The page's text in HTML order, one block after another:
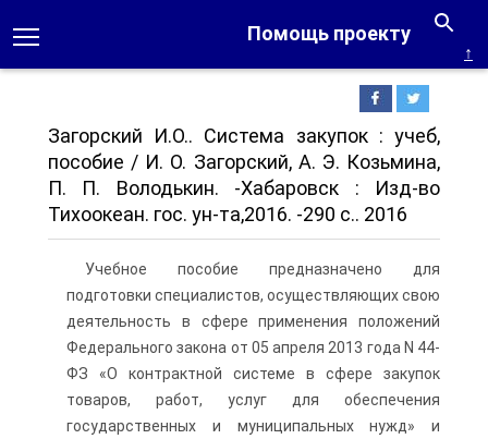
Помощь проекту
↑
Загорский И.О.. Система закупок : учеб,
пособие / И. О. Загорский, А. Э. Козьмина,
П. П. Володькин. -Хабаровск : Изд-во
Тихоокеан. гос. ун-та,2016. -290 с.. 2016
Учебное пособие предназначено для
подготовки специалистов, осуществляющих свою
деятельность в сфере применения положений
Федерального закона от 05 апреля 2013 года N 44-
ФЗ «О контрактной системе в сфере закупок
товаров, работ, услуг для обеспечения
государственных и муниципальных нужд» и